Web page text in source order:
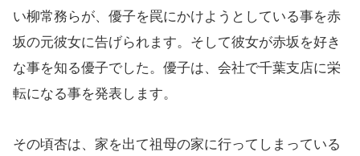
い柳常務らが、優子を罠にかけようとしている事を赤
坂の元彼女に告げられます。そして彼女が赤坂を好き
な事を知る優子でした。優子は、会社で千葉支店に栄
転になる事を発表します。
その頃杏は、家を出て祖母の家に行ってしまっている